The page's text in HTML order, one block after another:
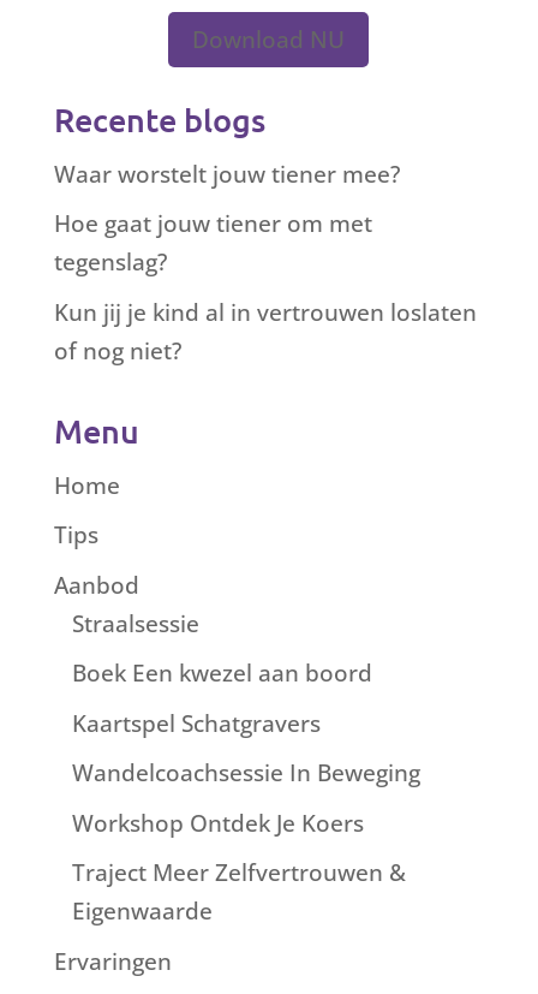
Download NU
Recente blogs
Waar worstelt jouw tiener mee?
Hoe gaat jouw tiener om met
tegenslag?
Kun jij je kind al in vertrouwen loslaten
of nog niet?
Menu
Home
Tips
Aanbod
Straalsessie
Boek Een kwezel aan boord
Kaartspel Schatgravers
Wandelcoachsessie In Beweging
Workshop Ontdek Je Koers
Traject Meer Zelfvertrouwen &
Eigenwaarde
Ervaringen